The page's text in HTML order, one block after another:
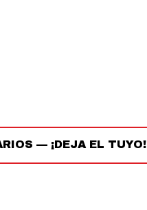
— ¡DEJA EL TUYO!